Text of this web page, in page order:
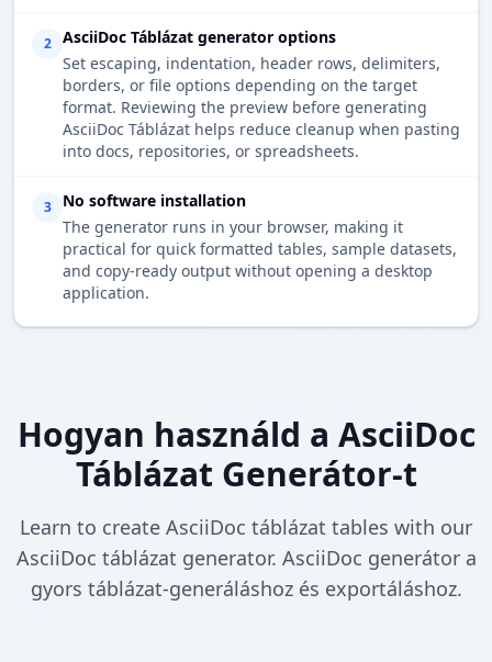
2
AsciiDoc Táblázat generator options
Set escaping, indentation, header rows, delimiters,
borders, or file options depending on the target
format. Reviewing the preview before generating
AsciiDoc Táblázat helps reduce cleanup when pasting
into docs, repositories, or spreadsheets.
3
No software installation
The generator runs in your browser, making it
practical for quick formatted tables, sample datasets,
and copy-ready output without opening a desktop
application.
Hogyan használd a AsciiDoc
Táblázat Generátor-t
Learn to create AsciiDoc táblázat tables with our
AsciiDoc táblázat generator. AsciiDoc generátor a
gyors táblázat-generáláshoz és exportáláshoz.